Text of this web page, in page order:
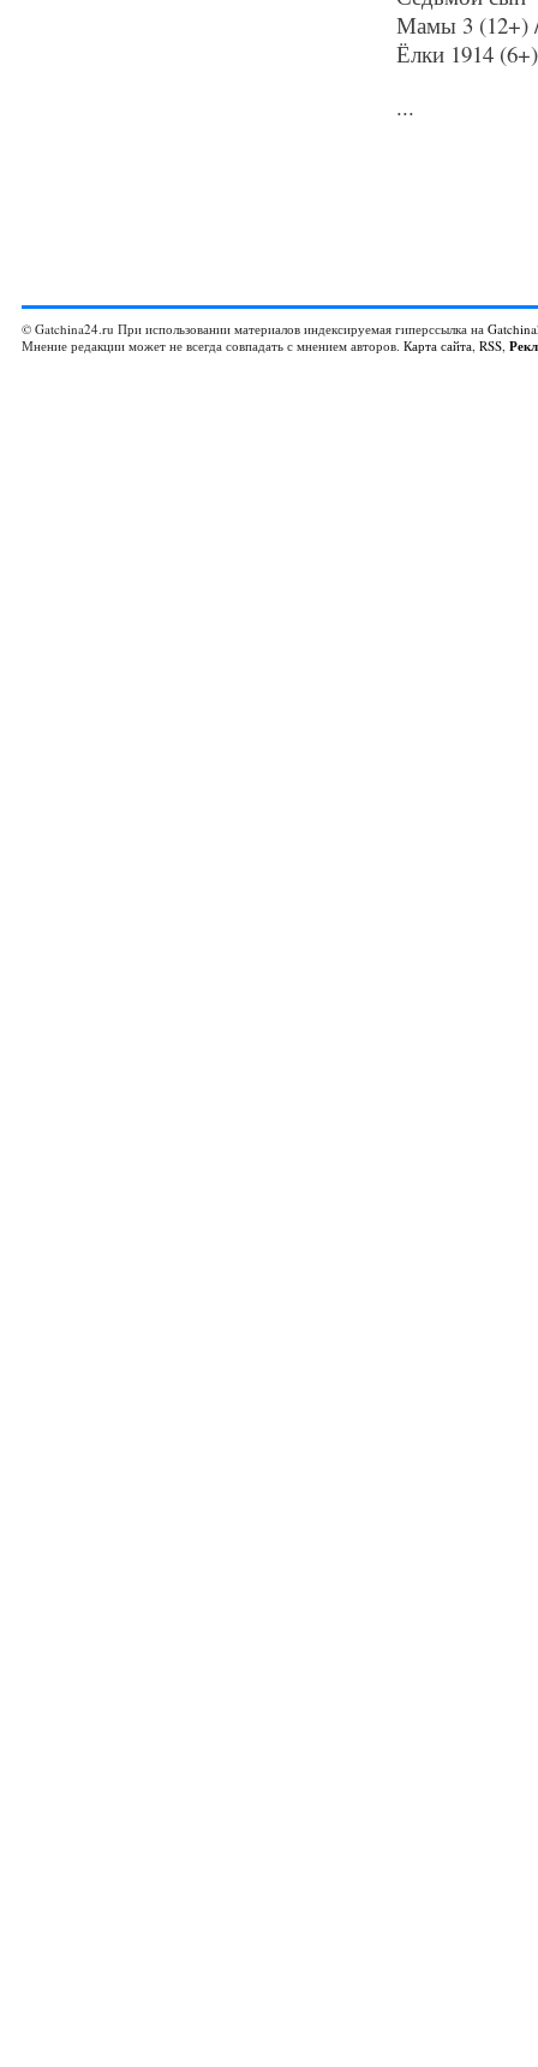
Мамы 3 (12+)
Ёлки 1914
...
© Gatchina24.ru При использовании материалов индексируемая гиперссылка на
Мнение редакции может не всегда совпадать с мнением авторов. Карта сайта, RSS,